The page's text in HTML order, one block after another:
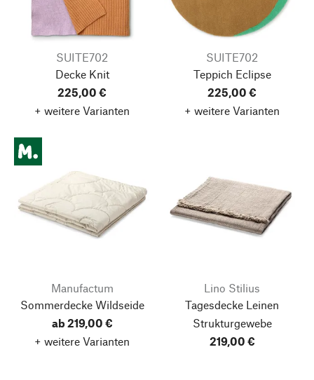
SUITE702
Decke Knit
225,00 €
+ weitere Varianten
SUITE702
Teppich Eclipse
225,00 €
+ weitere Varianten
Manufactum
Sommerdecke Wildseide
ab 219,00 €
+ weitere Varianten
Lino Stilius
Tagesdecke Leinen
Strukturgewebe
219,00 €
Nach oben